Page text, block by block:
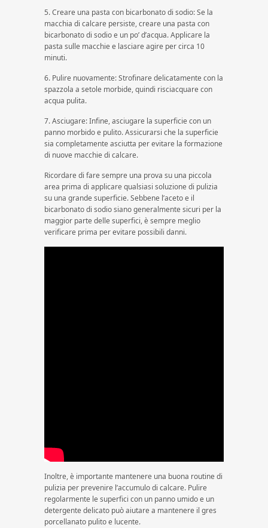
5. Creare una pasta con bicarbonato di sodio: Se la
macchia di calcare persiste, creare una pasta con
bicarbonato di sodio e un po’ d’acqua. Applicare la
pasta sulle macchie e lasciare agire per circa 10
minuti.
6. Pulire nuovamente: Strofinare delicatamente con la
spazzola a setole morbide, quindi risciacquare con
acqua pulita.
7. Asciugare: Infine, asciugare la superficie con un
panno morbido e pulito. Assicurarsi che la superficie
sia completamente asciutta per evitare la formazione
di nuove macchie di calcare.
Ricordare di fare sempre una prova su una piccola
area prima di applicare qualsiasi soluzione di pulizia
su una grande superficie. Sebbene l’aceto e il
bicarbonato di sodio siano generalmente sicuri per la
maggior parte delle superfici, è sempre meglio
verificare prima per evitare possibili danni.
Inoltre, è importante mantenere una buona routine di
pulizia per prevenire l’accumulo di calcare. Pulire
regolarmente le superfici con un panno umido e un
detergente delicato può aiutare a mantenere il gres
porcellanato pulito e lucente.